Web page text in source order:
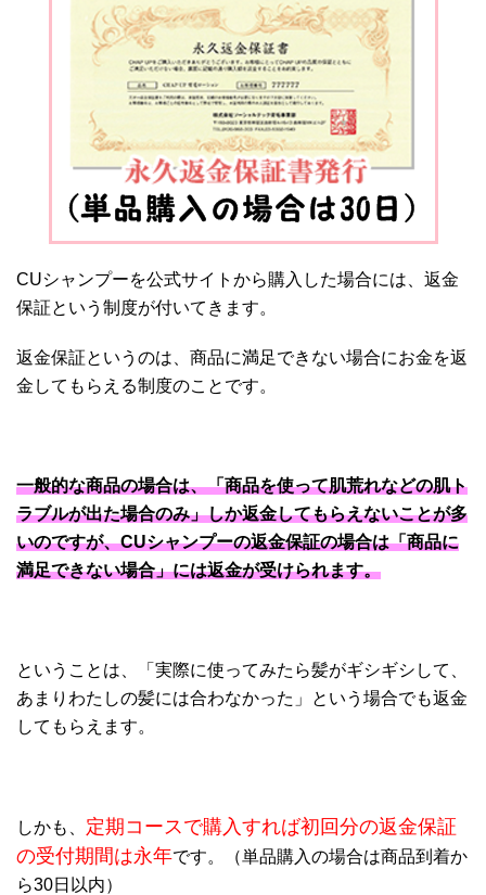
CUシャンプーを公式サイトから購入した場合には、返金
保証という制度が付いてきます。
返金保証というのは、商品に満足できない場合にお金を返
金してもらえる制度のことです。
一般的な商品の場合は、「商品を使って肌荒れなどの肌ト
ラブルが出た場合のみ」しか返金してもらえないことが多
いのですが、CUシャンプーの返金保証の場合は「商品に
満足できない場合」には返金が受けられます。
ということは、「実際に使ってみたら髪がギシギシして、
あまりわたしの髪には合わなかった」という場合でも返金
してもらえます。
しかも、 定期コースで購入すれば初回分の返金保証
の受付期間は永年です。（単品購入の場合は商品到着か
ら30日以内）